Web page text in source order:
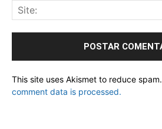
This site uses Akismet to reduce spam.
comment data is processed.